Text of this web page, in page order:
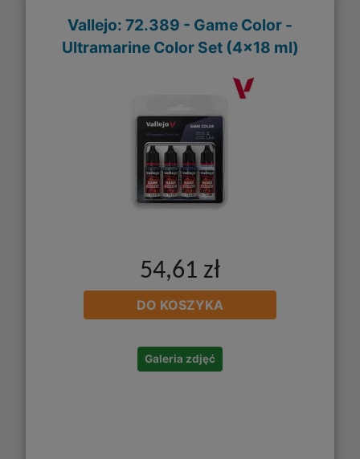
Vallejo: 72.389 - Game Color -
Ultramarine Color Set (4x18 ml)
54,61 zł
DO KOSZYKA
Galeria zdjęć